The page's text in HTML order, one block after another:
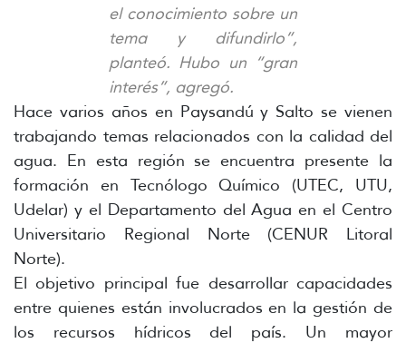
el conocimiento sobre un
tema y difundirlo”,
planteó. Hubo un “gran
interés”, agregó.
Hace varios años en Paysandú y Salto se vienen
trabajando temas relacionados con la calidad del
agua. En esta región se encuentra presente la
formación en Tecnólogo Químico (UTEC, UTU,
Udelar) y el Departamento del Agua en el Centro
Universitario Regional Norte (CENUR Litoral
Norte).
El objetivo principal fue desarrollar capacidades
entre quienes están involucrados en la gestión de
los recursos hídricos del país. Un mayor